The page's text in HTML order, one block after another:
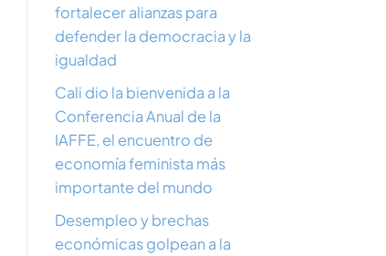
fortalecer alianzas para
defender la democracia y la
igualdad
Cali dio la bienvenida a la
Conferencia Anual de la
IAFFE, el encuentro de
economía feminista más
importante del mundo
Desempleo y brechas
económicas golpean a la